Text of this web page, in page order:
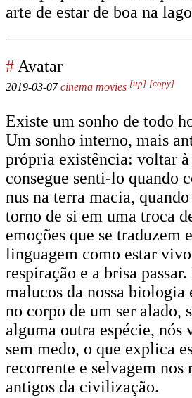
arte de estar de boa na
#Avatar
2019-03-07cinema movies [up] [copy]
Existe um sonho de todo
Um sonho interno, mais
própria existência: voltar à
consegue senti-lo quando
nus na terra macia,
torno de si em uma troca
emoções que se traduzem
linguagem como estar
respiração e a brisa
malucos da nossa
no corpo de um ser alado,
alguma outra espécie, nós
sem medo, o que explica
recorrente e selvagem nos
antigos da civilização.